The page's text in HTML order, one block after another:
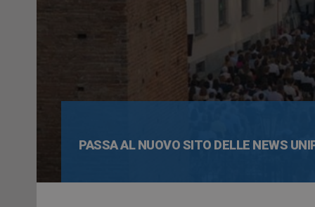
PASSA AL NUOVO SITO DELLE NEWS